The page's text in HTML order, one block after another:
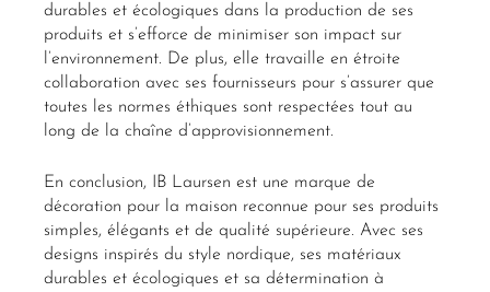
durables et écologiques dans la production de ses
produits et s’efforce de minimiser son impact sur
l’environnement. De plus, elle travaille en étroite
collaboration avec ses fournisseurs pour s’assurer que
toutes les normes éthiques sont respectées tout au
long de la chaîne d’approvisionnement.
En conclusion, IB Laursen est une marque de
décoration pour la maison reconnue pour ses produits
simples, élégants et de qualité supérieure. Avec ses
designs inspirés du style nordique, ses matériaux
durables et écologiques et sa détermination à